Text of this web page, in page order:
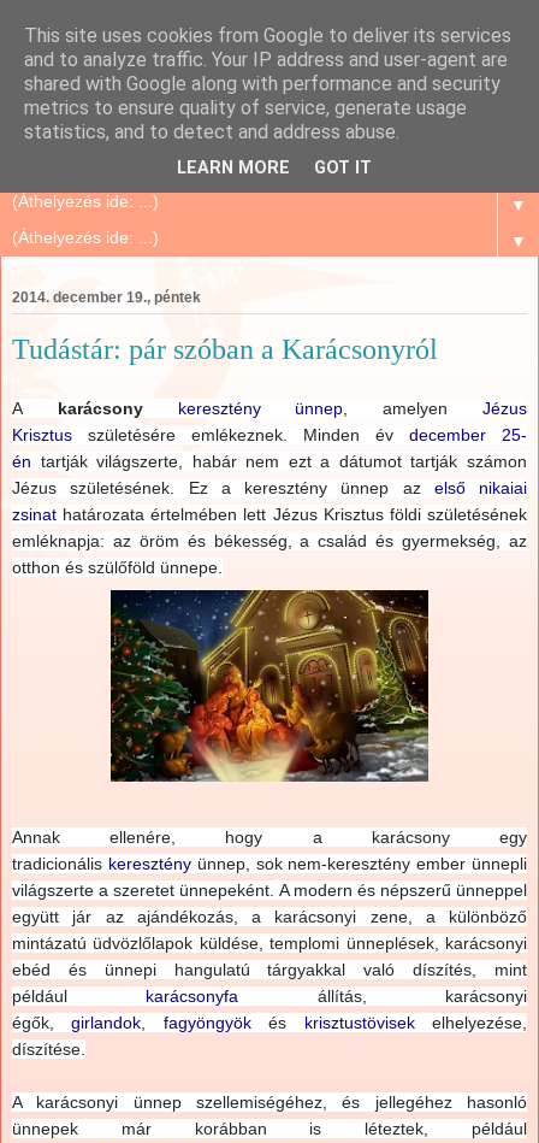
Szépségápolás Otthon
Oriflame Mindenkinek, mert megbízható és sok tanács,
történet, tapasztalat...
▼
▼
2014. december 19., péntek
Tudástár: pár szóban a Karácsonyról
A karácsony keresztény ünnep amelyenJézus
Krisztus születésére emlékeznek. Minden év december 25-
én tartják világszerte, habár nem ezt a dátumot tartják számon
Jézus születésének. Ez a keresztény ünnep az első nikaiai
zsinat határozata értelmében lett Jézus Krisztus földi születésének
emléknapja: az öröm és békesség, a család és gyermekség, az
otthon és szülőföld ünnepe.
Annak ellenére, hogy a karácsony egy
tradicionális keresztényünnep, sok nem-keresztény ember ünnepli
világszerte a szeretet ünnepeként. A modern és népszerű ünneppel
együtt jár az ajándékozás, a karácsonyi zene, a különböző
mintázatú üdvözlőlapok küldése, templomi ünneplések, karácsonyi
ebéd és ünnepi hangulatú tárgyakkal való díszítés, mint
például karácsonyfa állítás, karácsonyi
égők,girlandok fagyöngyökés krisztustövisekelhelyezése,
díszítése.
A karácsonyi ünnep szellemiségéhez, és jellegéhez hasonló
ünnepek már korábban is léteztek, például
This site uses cookies from Google to deliver its services
and to analyze traffic. Your IP address and user-agent are
shared with Google along with performance and security
metrics to ensure quality of service, generate usage
statistics, and to detect and address abuse.
LEARN MORE GOT IT